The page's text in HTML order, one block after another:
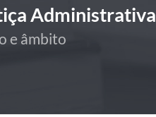
Administrativa
e âmbito